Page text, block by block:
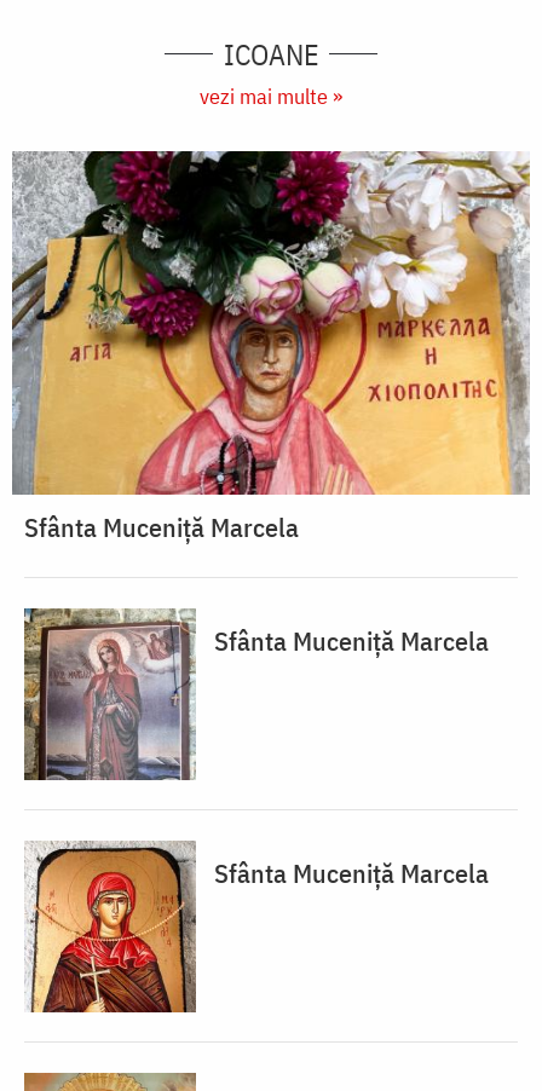
ICOANE
vezi mai multe »
Sfânta Muceniță Marcela
Sfânta Muceniță Marcela
Sfânta Muceniță Marcela